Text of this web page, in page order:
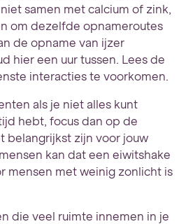
samen met calcium of zink,
om dezelfde opnameroutes
de opname van ijzer
hier een uur tussen. Lees de
interacties te voorkomen.
als je niet alles kunt
hebt, focus dan op de
belangrijkst zijn voor jouw
kan dat een eiwitshake
mensen met weinig zonlicht is
die veel ruimte innemen in je